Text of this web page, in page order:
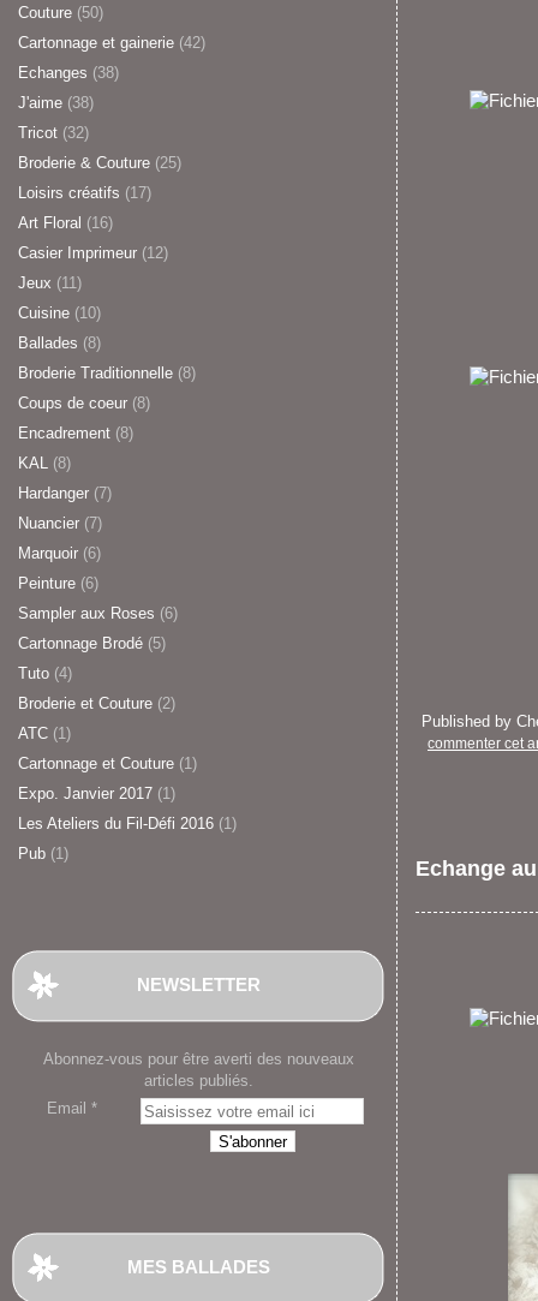
Couture (50)
Cartonnage et gainerie (42)
Echanges (38)
J'aime (38)
Tricot (32)
Broderie & Couture (25)
Loisirs créatifs (17)
Art Floral (16)
Casier Imprimeur (12)
Jeux (11)
Cuisine (10)
Ballades (8)
Broderie Traditionnelle (8)
Coups de coeur (8)
Encadrement (8)
KAL (8)
Hardanger (7)
Nuancier (7)
Marquoir (6)
Peinture (6)
Sampler aux Roses (6)
Cartonnage Brodé (5)
Tuto (4)
Broderie et Couture (2)
ATC (1)
Cartonnage et Couture (1)
Expo. Janvier 2017 (1)
Les Ateliers du Fil-Défi 2016 (1)
Pub (1)
NEWSLETTER
Abonnez-vous pour être averti des nouveaux
articles publiés.
Email
MES BALLADES
Published by
commenter cet
Echange